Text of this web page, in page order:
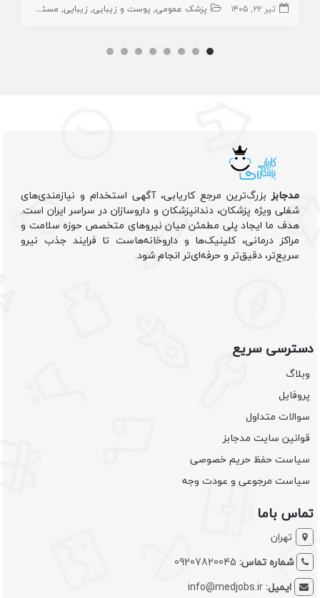
تیر ۲۲, ۱۴۰۵ پزشک عمومی پوست و زیبایی زیبایی مسئول فنی
مدجابزبزرگ‌ترین مرجع کاریابی، آگهی استخدام و نیازمندی‌های
شغلی ویژه پزشکان، دندانپزشکان و داروسازان در سراسر ایران است.
هدف ما ایجاد پلی مطمئن میان نیروهای متخصص حوزه سلامت و
مراکز درمانی، کلینیک‌ها و داروخانه‌هاست تا فرایند جذب نیرو
سریع‌تر، دقیق‌تر و حرفه‌ای‌تر انجام شود.
دسترسی سریع
وبلاگ
پروفایل
سوالات متداول
قوانین سایت مدجابز
سیاست حفظ حریم خصوصی
سیاست مرجوعی و عودت وجه
تماس باما
تهران
شماره تماس: 09207820045
ایمیل:info@medjobs.ir